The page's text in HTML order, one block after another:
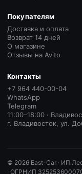
Покупателям
Доставка и оплата
Возврат 14 дней
О магазине
Отзывы на Avito
Контакты
+7 964 440-00-04
WhatsApp
Telegram
11:00–18:00 ·
г. Владивосток, ул.
© 2026 East-Car · ИП
· ОГРНИП